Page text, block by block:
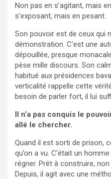
Non pas en s’agitant, mais
s’exposant, mais en pesant.
Son pouvoir est de ceux qui
démonstration. C’est une
dépouillée, presque
pèse mille discours. Son
habitué aux présidences
verticalité rappelle cette
besoin de parler fort, il lui
Il n’a pas conquis le
allé le chercher.
Quand il est sorti de prison,
qu’on a vu. C’était un
régner. Prêt à construire,
Depuis, il agit avec une